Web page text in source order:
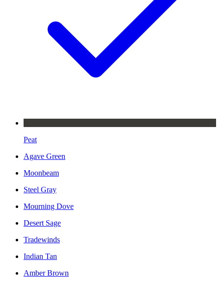
Peat
Agave Green
Moonbeam
Steel Gray
Mourning Dove
Desert Sage
Tradewinds
Indian Tan
Amber Brown